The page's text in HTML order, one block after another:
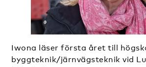
Iwona läser första året till
byggteknik/järnvägsteknik vid